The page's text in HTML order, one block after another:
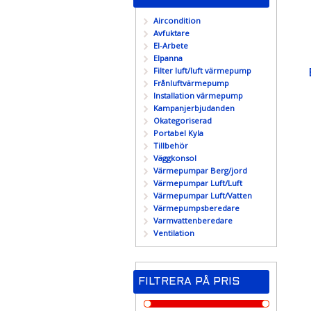
Aircondition
Avfuktare
El-Arbete
Elpanna
Filter luft/luft värmepump
Frånluftvärmepump
Installation värmepump
Kampanjerbjudanden
Okategoriserad
Portabel Kyla
Tillbehör
Väggkonsol
Värmepumpar Berg/jord
Värmepumpar Luft/Luft
Värmepumpar Luft/Vatten
Värmepumpsberedare
Varmvattenberedare
Ventilation
FILTRERA PÅ PRIS